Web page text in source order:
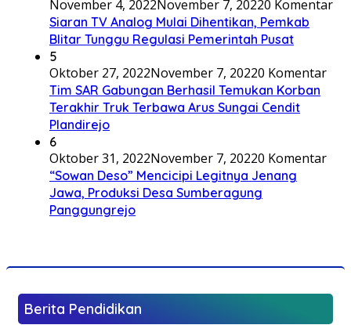
November 4, 2022November 7, 20220 Komentar
Siaran TV Analog Mulai Dihentikan, Pemkab
Blitar Tunggu Regulasi Pemerintah Pusat
5
Oktober 27, 2022November 7, 20220 Komentar
Tim SAR Gabungan Berhasil Temukan Korban
Terakhir Truk Terbawa Arus Sungai Cendit
Plandirejo
6
Oktober 31, 2022November 7, 20220 Komentar
“Sowan Deso” Mencicipi Legitnya Jenang
Jawa, Produksi Desa Sumberagung
Panggungrejo
Berita Pendidikan